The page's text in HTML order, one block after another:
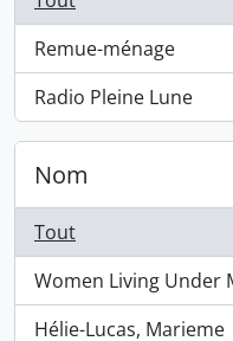
Remue-ménage
, 21 résultats
Radio Pleine Lune
, 4 résultats
Nom
Tout
Women Living Under
, 3 résultats
Hélie-Lucas, Marieme